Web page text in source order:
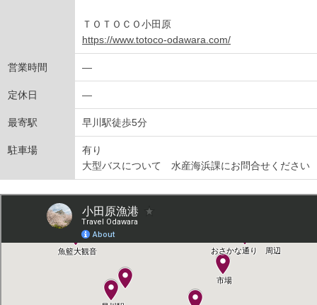
ＴＯＴＯＣＯ小田原
https://www.totoco-odawara.com/
営業時間 ―
定休日 ―
最寄駅 早川駅徒歩5分
駐車場
有り
大型バスについて 水産海浜課にお問合せくださ